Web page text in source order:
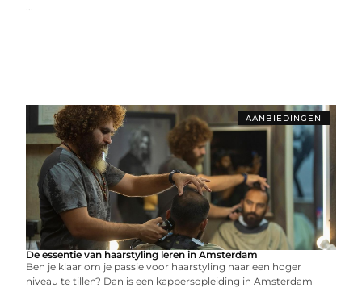
...
AANBIEDINGEN
De essentie van haarstyling leren in Amsterdam
Ben je klaar om je passie voor haarstyling naar een hoger
niveau te tillen? Dan is een kappersopleiding in Amsterdam